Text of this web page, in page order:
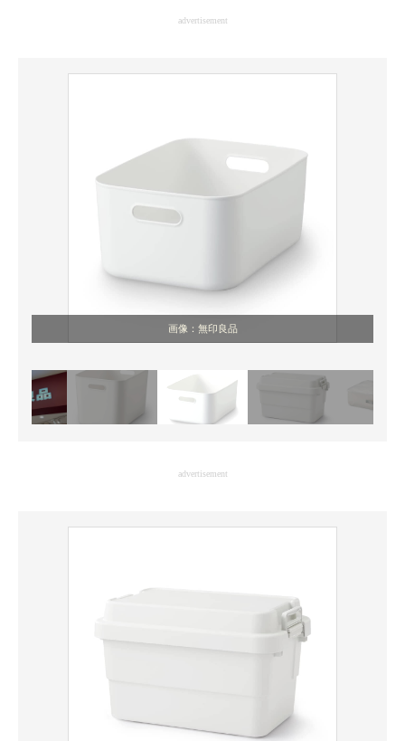
advertisement
画像：無印良品
advertisement